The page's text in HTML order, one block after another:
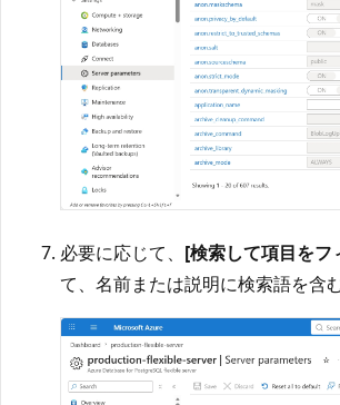
必要に応じて、 [検索して項目を
て、名前または説明に検索語を含